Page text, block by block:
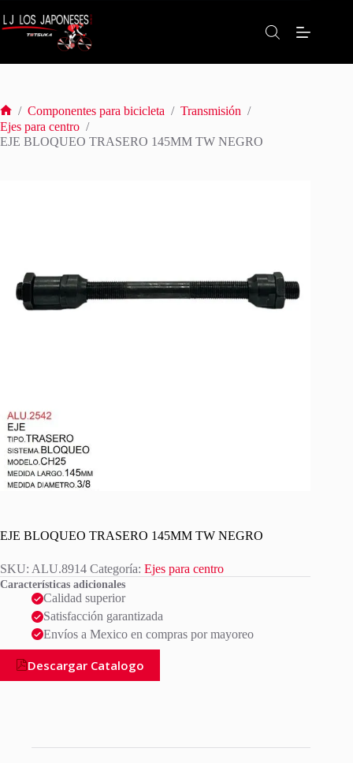
al
contenido
Inicio
/ Componentes para bicicleta / Transmisión /
Ejes para centro /
EJE BLOQUEO TRASERO 145MM TW NEGRO
EJE BLOQUEO TRASERO 145MM TW NEGRO
SKU: ALU.8914 Categoría: Ejes para centro
Características adicionales
Calidad superior
Satisfacción garantizada
Envíos a Mexico en compras por mayoreo
Descargar Catalogo